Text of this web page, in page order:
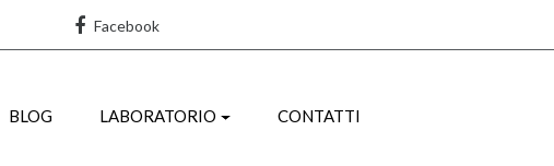
Facebook
BLOG LABORATORIO CONTATTI